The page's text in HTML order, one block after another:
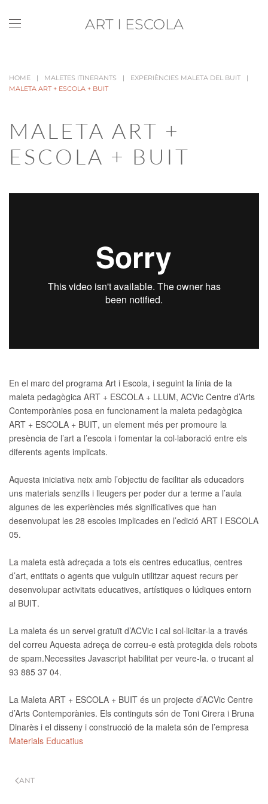
Skip to main content
ART I ESCOLA
HOME MALETES ITINERANTS
EXPERIÈNCIES MALETA DEL BUIT
MALETA ART + ESCOLA + BUIT
MALETA ART +
ESCOLA + BUIT
En el marc del programa Art i Escola, i seguint la línia de la
maleta pedagògica ART + ESCOLA + LLUM, ACVic Centre d’Arts
Contemporànies posa en funcionament la maleta pedagògica
ART + ESCOLA + BUIT, un element més per promoure la
presència de l’art a l’escola i fomentar la col·laboració entre els
diferents agents implicats.
Aquesta iniciativa neix amb l’objectiu de facilitar als educadors
uns materials senzills i lleugers per poder dur a terme a l’aula
algunes de les experiències més significatives que han
desenvolupat les 28 escoles implicades en l’edició ART I ESCOLA
05.
La maleta està adreçada a tots els centres educatius, centres
d’art, entitats o agents que vulguin utilitzar aquest recurs per
desenvolupar activitats educatives, artístiques o lúdiques entorn
al BUIT.
La maleta és un servei gratuït d’ACVic i cal sol·licitar-la a través
del correu Aquesta adreça de correu-e està protegida dels robots
de spam.Necessites Javascript habilitat per veure-la. o trucant al
93 885 37 04.
La Maleta ART + ESCOLA + BUIT és un projecte d’ACVic Centre
d’Arts Contemporànies. Els continguts són de Toni Cirera i Bruna
Dinarès i el disseny i construcció de la maleta són de l’empresa
Materials Educatius
ANT